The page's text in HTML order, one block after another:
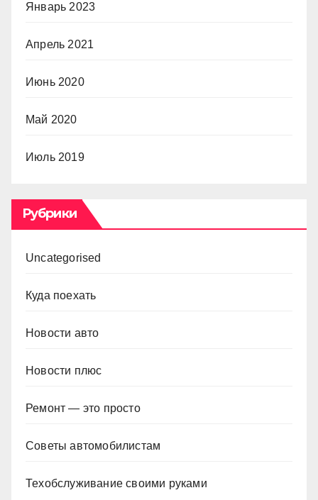
Январь 2023
Апрель 2021
Июнь 2020
Май 2020
Июль 2019
Рубрики
Uncategorised
Куда поехать
Новости авто
Новости плюс
Ремонт — это просто
Советы автомобилистам
Техобслуживание своими руками